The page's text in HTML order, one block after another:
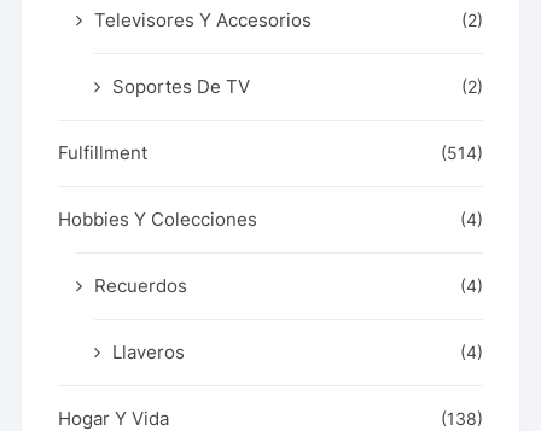
Televisores Y Accesorios (2)
Soportes De TV (2)
Fulfillment (514)
Hobbies Y Colecciones (4)
Recuerdos (4)
Llaveros (4)
Hogar Y Vida (138)